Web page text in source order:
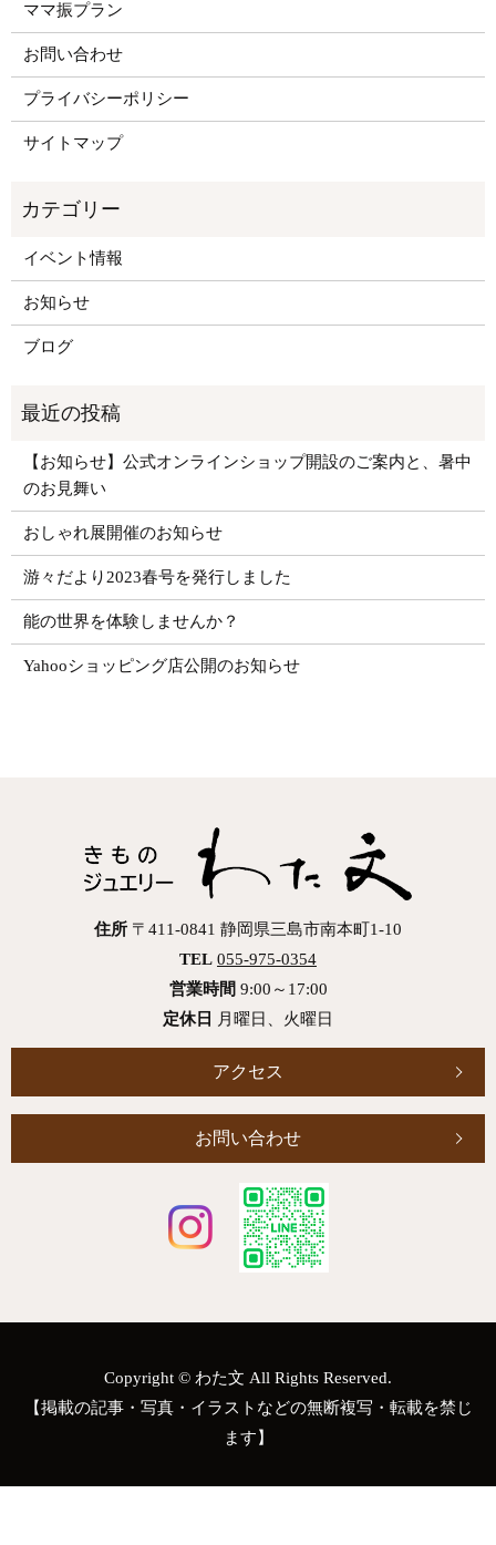
ママ振プラン
お問い合わせ
プライバシーポリシー
サイトマップ
イベント情報
お知らせ
ブログ
【お知らせ】公式オンラインショップ開設のご案内と、暑中
のお見舞い
おしゃれ展開催のお知らせ
游々だより2023春号を発行しました
能の世界を体験しませんか？
Yahooショッピング店公開のお知らせ
住所 〒411-0841 静岡県三島市南本町1-10
TEL 055-975-0354
営業時間 9:00～17:00
定休日
月曜日、火曜日
アクセス
お問い合わせ
Copyright © わた文 All Rights Reserved.
【掲載の記事・写真・イラストなどの無断複写・転載を禁じ
ます】